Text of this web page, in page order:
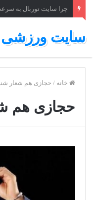
چرا سایت توربال به
سایت ورزشی
خانه / حجازی هم شعار
حجازی هم